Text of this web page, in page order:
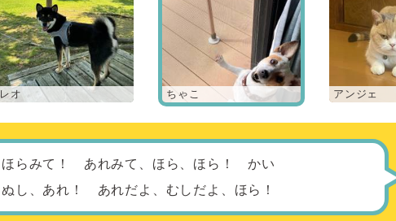
レオ ちゃこ アンジェ
ほらみて！ あれみて、ほら、ほら！ かい
ぬし、あれ！ あれだよ、むしだよ、ほら！